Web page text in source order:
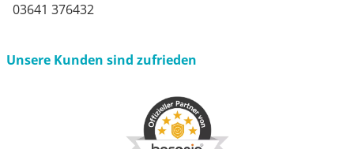
03641 376432
Unsere Kunden sind zufrieden